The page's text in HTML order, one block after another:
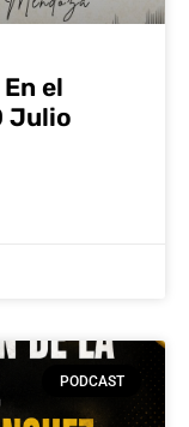
el
Julio
PODCAST